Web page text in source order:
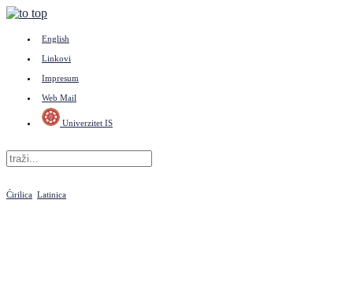
English
Linkovi
Impresum
Web Mail
Univerzitet IS
Ćirilica Latinica